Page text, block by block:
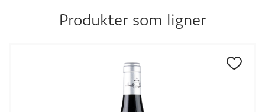
Produkter som ligner